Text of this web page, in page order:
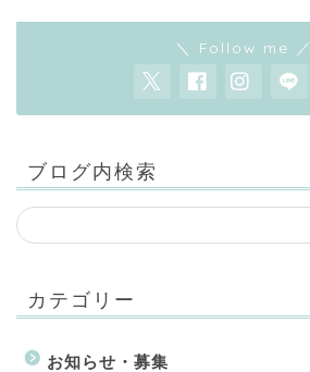
＼ Follow me ／
ブログ内検索
カテゴリー
お知らせ・募集